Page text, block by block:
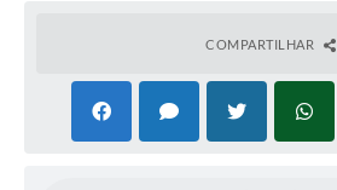
COMPARTILHAR